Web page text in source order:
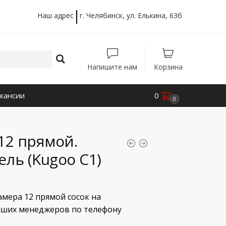
Наш адрес г. Челябинск, ул. Елькина, 63б
Напишите нам Корзина
0 0
прямой.
(Kugoo C1)
12 прямой сосок на
менеджеров по телефону